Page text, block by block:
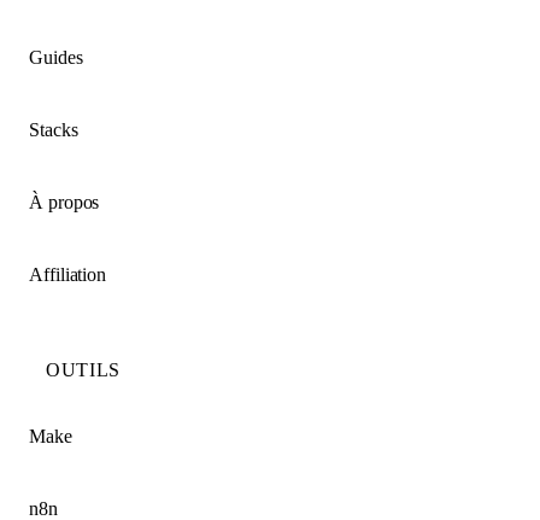
Guides
Stacks
À propos
Affiliation
OUTILS
Make
n8n